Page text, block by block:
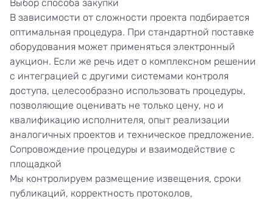
Выбор способа закупки
В зависимости от сложности проекта подбирается
оптимальная процедура. При стандартной поставке
оборудования может применяться электронный
аукцион. Если же речь идет о комплексном решении
с интеграцией с другими системами контроля
доступа, целесообразно использовать процедуры,
позволяющие оценивать не только цену, но и
квалификацию исполнителя, опыт реализации
аналогичных проектов и техническое предложение.
Сопровождение процедуры и взаимодействие с
площадкой
Мы контролируем размещение извещения, сроки
публикаций, корректность протоколов,